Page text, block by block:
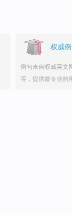
权威
例句来自权威英文
等，提供最专业的